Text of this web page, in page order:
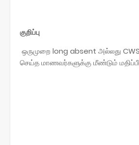
குறிப்பு
ஒருமுறை long absent அல்லது
செய்த மாணவர்களுக்கு மீண்டும்